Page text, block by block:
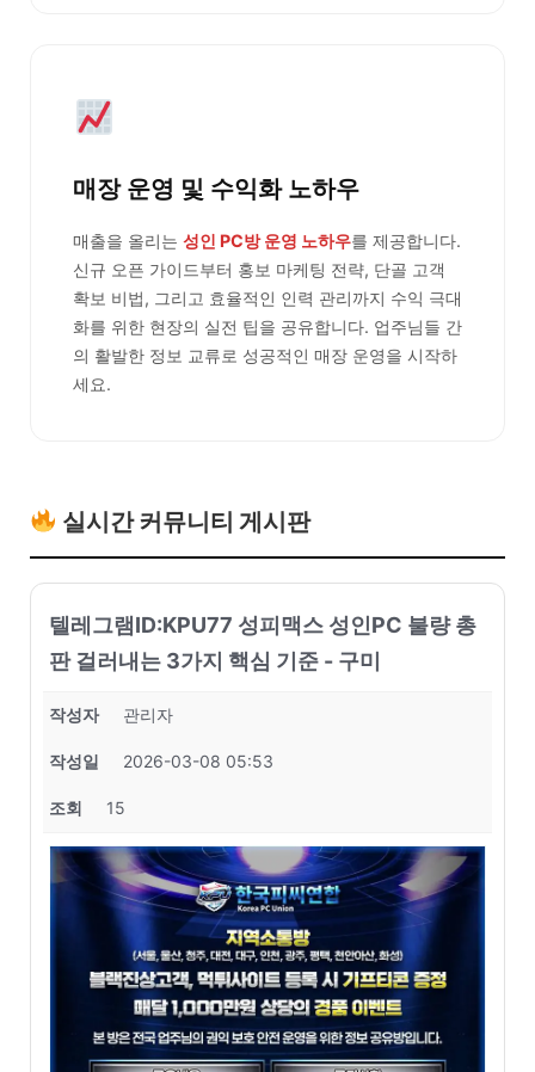
매장 운영 및 수익화 노하우
매출을 올리는 성인 PC방 운영 노하우를 제공합니다.
신규 오픈 가이드부터 홍보 마케팅 전략, 단골 고객
확보 비법, 그리고 효율적인 인력 관리까지 수익 극대
화를 위한 현장의 실전 팁을 공유합니다. 업주님들 간
의 활발한 정보 교류로 성공적인 매장 운영을 시작하
세요.
실시간 커뮤니티 게시판
텔레그램ID:KPU77 성피맥스 성인PC 불량 총
판 걸러내는 3가지 핵심 기준 - 구미
작성자 관리자
작성일 2026-03-08 05:53
조회 15